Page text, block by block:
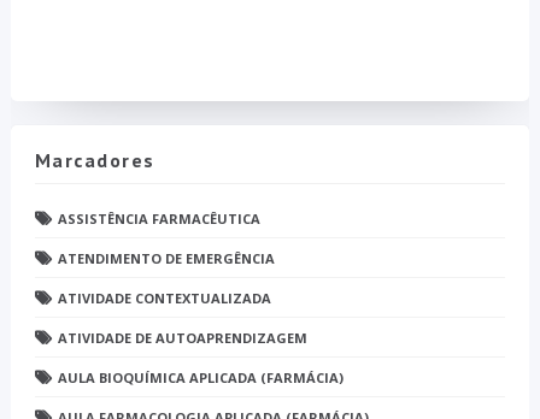
Marcadores
ASSISTÊNCIA FARMACÊUTICA
ATENDIMENTO DE EMERGÊNCIA
ATIVIDADE CONTEXTUALIZADA
ATIVIDADE DE AUTOAPRENDIZAGEM
AULA BIOQUÍMICA APLICADA (FARMÁCIA)